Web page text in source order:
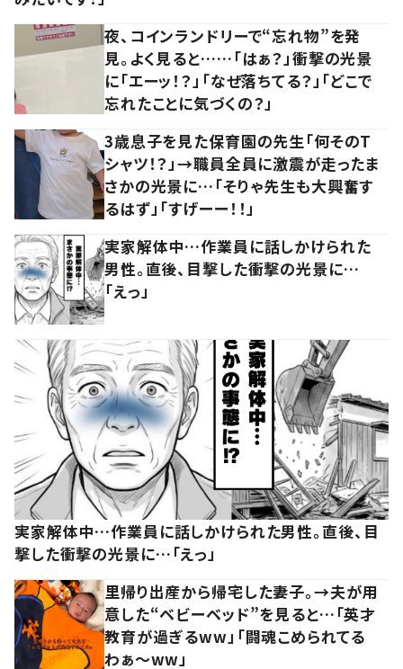
夜、コインランドリーで“忘れ物”を発
見。よく見ると……「はぁ？」衝撃の光景
に「エーッ！？」「なぜ落ちてる？」「どこで
忘れたことに気づくの？」
3歳息子を見た保育園の先生「何そのT
シャツ！？」→職員全員に激震が走ったま
さかの光景に…「そりゃ先生も大興奮す
るはず」「すげーー！！」
実家解体中…作業員に話しかけられた
男性。直後、目撃した衝撃の光景に…
「えっ」
実家解体中…作業員に話しかけられた男性。直後、目
撃した衝撃の光景に…「えっ」
里帰り出産から帰宅した妻子。→夫が用
意した“ベビーベッド”を見ると…「英才
教育が過ぎるww」「闘魂こめられてる
わぁ～ww」